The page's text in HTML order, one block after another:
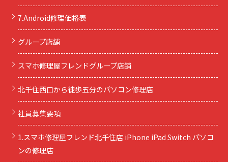
7.Android修理価格表
グループ店舗
スマホ修理屋フレンドグループ店舗
北千住西口から徒歩五分のパソコン修理店
社員募集要項
1.スマホ修理屋フレンド北千住店 iPhone iPad Switch パソコ
ンの修理店